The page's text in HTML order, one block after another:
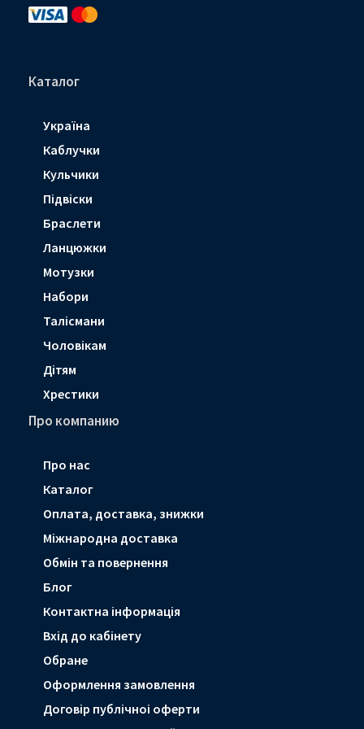
m
-
p
k
-
f
a
m
Каталог
Україна
Каблучки
Кульчики
Підвіски
Браслети
Ланцюжки
Мотузки
Набори
Талісмани
Чоловікам
Дітям
Хрестики
Про компанию
Про нас
Каталог
Оплата, доставка, знижки
Мiжнародна доставка
Обмін та повернення
Блог
Контактна інформація
Вхід до кабінету
Обране
Оформлення замовлення
Договір публічноі оферти